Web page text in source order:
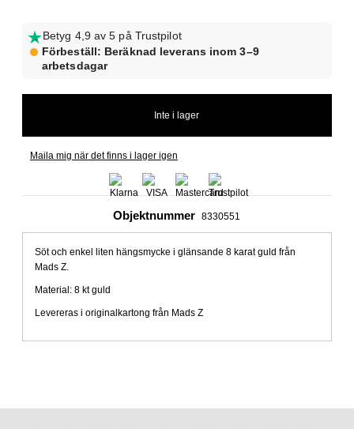
Betyg 4,9 av 5 på Trustpilot
Förbeställ: Beräknad leverans inom 3–9
arbetsdagar
Maila mig när det finns i lager igen
Objektnummer 8330551
Söt och enkel liten hängsmycke i glänsande 8 karat guld från
Mads Z.
Material: 8 kt guld
Levereras i originalkartong från Mads Z